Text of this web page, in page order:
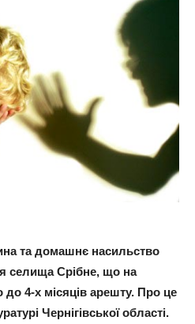
та домашнє насильство
селища Срібне, що на
до 4-х місяців арешту. Про це
Чернігівської області.